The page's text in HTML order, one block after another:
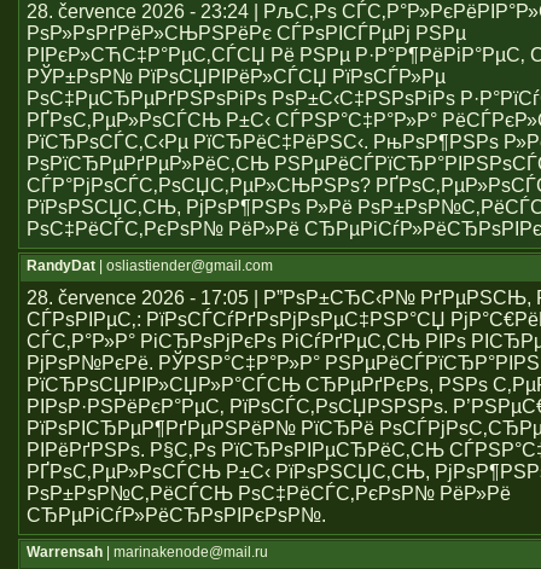
28. července 2026 - 23:24 | РљС‚Рѕ
РѕР»РѕРґРёР»СЊРЅРёРє СЃРѕРІСЃРµРј РЅРµ
РІРєР»СЋС‡Р°РµС‚СЃСЏ Рё РЅРµ Р·Р°Р¶РёРіР°РµС‚
РЎР±РѕР№ РїРѕСЏРІРёР»СЃСЏ РїРѕСЃР»Рµ
РѕС‡РµСЂРµРґРЅРѕРіРѕ РѕР±С‹С‡РЅРѕРіРѕ
РҐРѕС‚РµР»РѕСЃСЊ Р±С‹ СЃРЅР°С‡Р°Р»Р°
РїСЂРѕСЃС‚С‹Рµ РїСЂРёС‡РёРЅС‹. РњРѕР¶РЅРѕ
РѕРїСЂРµРґРµР»РёС‚СЊ
СЃР°РјРѕСЃС‚РѕСЏС‚РµР»СЊРЅРѕ?
РїРѕРЅСЏС‚СЊ, РјРѕР¶РЅРѕ Р»Рё
РѕС‡РёСЃС‚РєРѕР№ РёР»Рё
RandyDat | osliastiender@gmail.com
28. července 2026 - 17:05 | Р”РѕР±СЂС‹Р№
СЃРѕРІРµС‚: РїРѕСЃСѓРґРѕРјРѕРµС‡РЅР°СЏ
СЃС‚Р°Р»Р° РіСЂРѕРјРєРѕ РіСѓРґРµС‚СЊ РІРѕ
РјРѕР№РєРё. РЎРЅР°С‡Р°Р»Р°
РїСЂРѕСЏРІР»СЏР»Р°СЃСЊ СЂРµРґРєРѕ, РЅРѕ
РІРѕР·РЅРёРєР°РµС‚ РїРѕСЃС‚РѕСЏРЅРЅРѕ.
РїРѕРІСЂРµР¶РґРµРЅРёР№ РїСЂРё
РІРёРґРЅРѕ. Р§С‚Рѕ РїСЂРѕРІРµСЂРёС‚СЊ
РҐРѕС‚РµР»РѕСЃСЊ Р±С‹ РїРѕРЅСЏС‚СЊ,
РѕР±РѕР№С‚РёСЃСЊ РѕС‡РёСЃС‚РєРѕР№ РёР»Рё
СЂРµРіСѓР»РёСЂРѕРІРєРѕР№.
Warrensah | marinakenode@mail.ru